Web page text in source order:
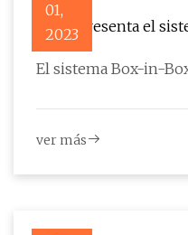
01,
2023
KOVA presenta el
construcción del
El sistema Box-in-
ver más